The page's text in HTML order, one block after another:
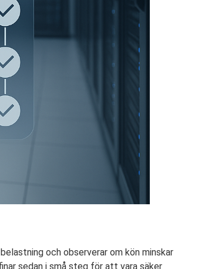
och observerar om kön minskar
sedan i små steg för att vara säker